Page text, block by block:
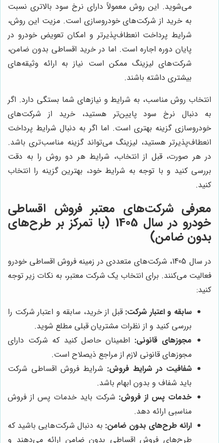
می‌شوید. این روش معمولاً دارای نرخ سود بالاتری نسبت
به خرید از شرکت‌های خودروسازی است. مزیت این روش،
شرایط پرداخت انعطاف‌پذیرتر و امکان تعویض خودرو در
پایان دوره اجاره است. اما در خرید اقساطی بدون ضامن،
شرکت‌های لیزینگ ممکن است نیاز به ارائه وثیقه‌های
بیشتری داشته باشند.
انتخاب روش مناسب، به شرایط و نیازهای شما بستگی دارد. اگر
به دنبال نرخ سود پایین‌تر هستید، خرید از شرکت‌های
خودروسازی گزینه بهتری است. اما اگر به دنبال شرایط پرداخت
انعطاف‌پذیرتر هستید، لیزینگ می‌تواند گزینه مناسب‌تری باشد.
در هر صورت، قبل از انتخاب، شرایط هر دو روش را به دقت
بررسی کنید و با توجه به شرایط خود، بهترین گزینه را انتخاب
کنید.
معرفی شرکت‌های معتبر فروش اقساطی
خودرو در سال 1405 (با تمرکز بر طرح‌های
بدون ضامن)
در سال 1405، شرکت‌های متعددی در زمینه فروش اقساطی خودرو
فعالیت می‌کنند. برای انتخاب یک شرکت معتبر، به نکات زیر توجه
کنید:
سابقه و اعتبار شرکت: قبل از خرید، سابقه و اعتبار شرکت را
بررسی کنید و از نظرات مشتریان قبلی مطلع شوید.
مجوزهای قانونی: اطمینان حاصل کنید که شرکت دارای
مجوزهای قانونی لازم از مراجع ذیصلاح است.
شفافیت در شرایط فروش: شرایط فروش اقساطی شرکت
باید شفاف و بدون ابهام باشد.
خدمات پس از فروش: شرکت باید خدمات پس از فروش
مناسبی ارائه دهد.
ارائه طرح‌های بدون ضامن: به دنبال شرکت‌هایی باشید که
طرح‌های فروش اقساطی بدون ضامن ارائه می‌دهند و